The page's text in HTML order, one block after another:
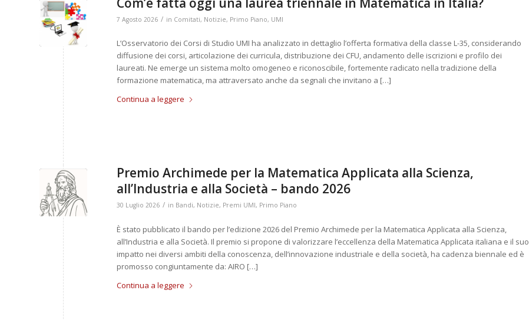
7 Agosto 2026 / in Comitati, Notizie, Primo Piano, UMI
L’Osservatorio dei Corsi di Studio UMI ha analizzato in dettaglio l’offerta formativa della classe L-35, considerando
diffusione dei corsi, articolazione dei curricula, distribuzione dei CFU, andamento delle iscrizioni e profilo dei
laureati. Ne emerge un sistema molto omogeneo e riconoscibile, fortemente radicato nella tradizione della
formazione matematica, ma attraversato anche da segnali che invitano a […]
Continua a leggere
Premio Archimede per la Matematica Applicata alla Scienza,
all’Industria e alla Società – bando 2026
30 Luglio 2026 / in Bandi, Notizie, Premi UMI, Primo Piano
È stato pubblicato il bando per l’edizione 2026 del Premio Archimede per la Matematica Applicata alla Scienza,
all’Industria e alla Società. Il premio si propone di valorizzare l’eccellenza della Matematica Applicata italiana e il suo
impatto nei diversi ambiti della conoscenza, dell’innovazione industriale e della società, ha cadenza biennale ed è
promosso congiuntamente da: AIRO […]
Continua a leggere